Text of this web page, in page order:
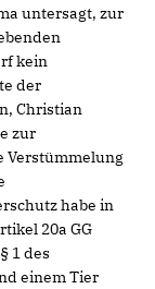
untersagt, zur
kein
der
Christian
zur
Verstümmelung
habe in
20a GG
1 des
einem Tier